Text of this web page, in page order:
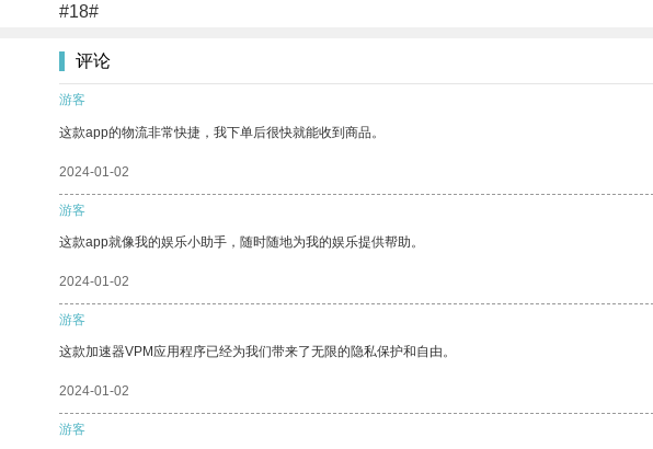
#18#
评论
游客
这款app的物流非常快捷，我下单后很快就能收到商品。
2024-01-02
游客
这款app就像我的娱乐小助手，随时随地为我的娱乐提供帮助。
2024-01-02
游客
这款加速器VPM应用程序已经为我们带来了无限的隐私保护和自由。
2024-01-02
游客